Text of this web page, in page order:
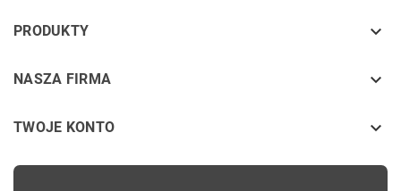
PRODUKTY keyboard_arrow_down
NASZA FIRMA keyboard_arrow_down
TWOJE KONTO 